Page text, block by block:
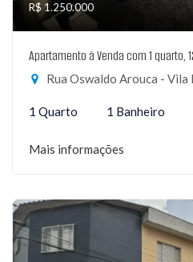
R$ 1.250.000
Apartamento à Venda com 1 quarto,
Rua Oswaldo Arouca - Vila
1 Quarto 1 Banheiro
Mais informações